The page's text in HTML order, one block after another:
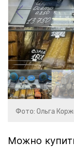
Фото: Ольга
Можно